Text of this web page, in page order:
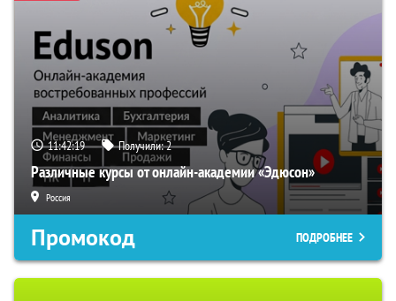
11:42:18 Получили:2
Различные курсы от онлайн-академии «Эдюсон»
Россия
Промокод ПОДРОБНЕЕ